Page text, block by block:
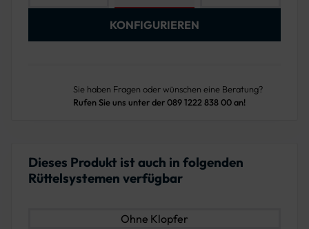
KONFIGURIEREN
Sie haben Fragen oder wünschen eine Beratung?
Rufen Sie uns unter der 089 1222 838 00 an!
Dieses Produkt ist auch in folgenden
Rüttelsystemen verfügbar
Ohne Klopfer